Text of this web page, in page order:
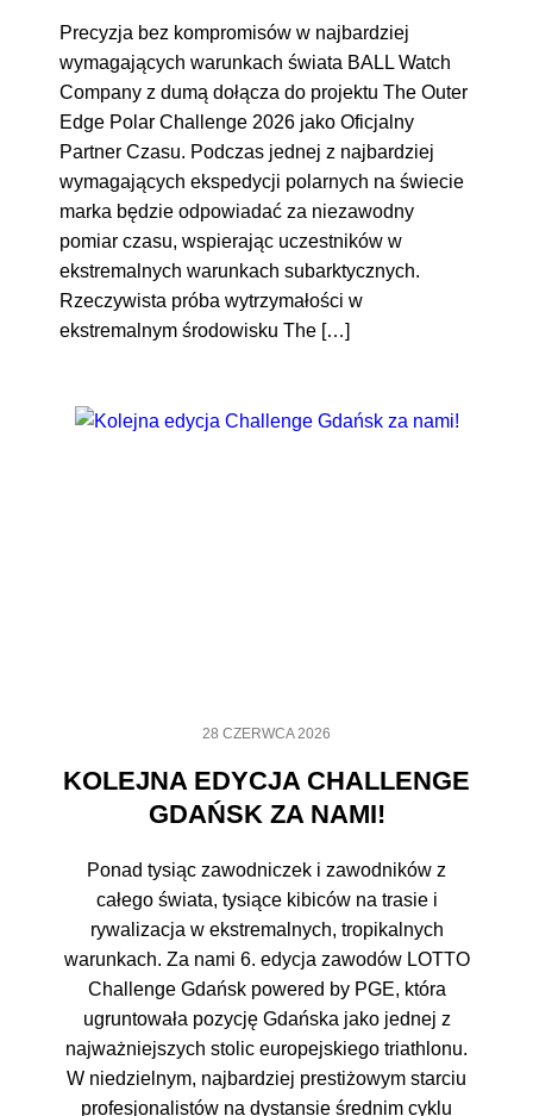
Precyzja bez kompromisów w najbardziej
wymagających warunkach świata BALL Watch
Company z dumą dołącza do projektu The Outer
Edge Polar Challenge 2026 jako Oficjalny
Partner Czasu. Podczas jednej z najbardziej
wymagających ekspedycji polarnych na świecie
marka będzie odpowiadać za niezawodny
pomiar czasu, wspierając uczestników w
ekstremalnych warunkach subarktycznych.
Rzeczywista próba wytrzymałości w
ekstremalnym środowisku The […]
28 CZERWCA 2026
KOLEJNA EDYCJA CHALLENGE
GDAŃSK ZA NAMI!
Ponad tysiąc zawodniczek i zawodników z
całego świata, tysiące kibiców na trasie i
rywalizacja w ekstremalnych, tropikalnych
warunkach. Za nami 6. edycja zawodów LOTTO
Challenge Gdańsk powered by PGE, która
ugruntowała pozycję Gdańska jako jednej z
najważniejszych stolic europejskiego triathlonu.
W niedzielnym, najbardziej prestiżowym starciu
profesjonalistów na dystansie średnim cyklu